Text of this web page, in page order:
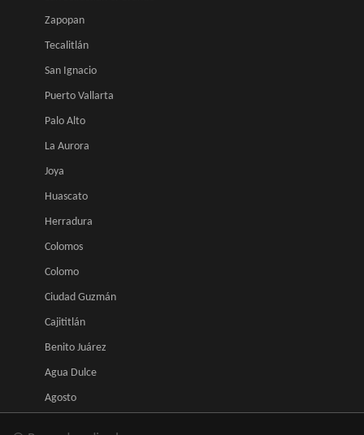
Zapopan
Tecalitlán
San Ignacio
Puerto Vallarta
Palo Alto
La Aurora
Joya
Huascato
Herradura
Colomos
Colomo
Ciudad Guzmán
Cajititlán
Benito Juárez
Agua Dulce
Agosto